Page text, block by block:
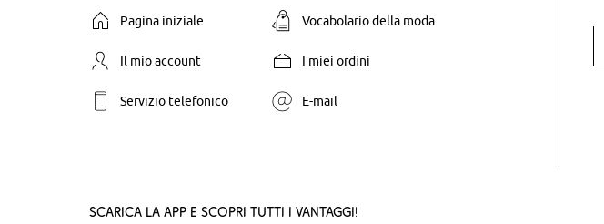
Pagina iniziale Vocabolario della moda
Il mio account I miei ordini
Servizio telefonico E-mail
Scarica la App e scopri tutti i vantaggi!